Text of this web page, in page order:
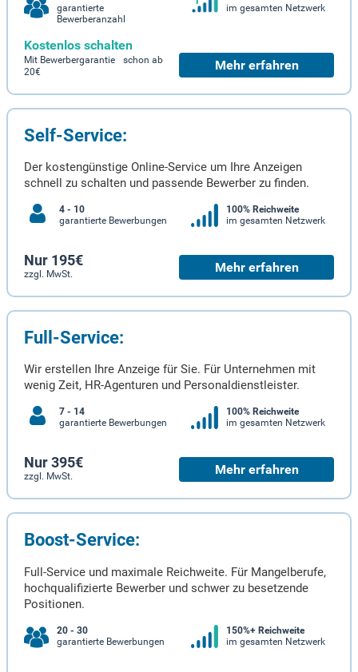
garantierte
Bewerberanzahl
im gesamten Netzwerk
Kostenlos schalten
Mit Bewerbergarantie schon ab
20€
Mehr erfahren
Self-Service:
Der kostengünstige Online-Service um Ihre Anzeigen
schnell zu schalten und passende Bewerber zu finden.
4 - 10
garantierte Bewerbungen
100% Reichweite
im gesamten Netzwerk
Nur 195€
zzgl. MwSt. Mehr erfahren
Full-Service:
Wir erstellen Ihre Anzeige für Sie. Für Unternehmen mit
wenig Zeit, HR-Agenturen und Personaldienstleister.
7 - 14
garantierte Bewerbungen
100% Reichweite
im gesamten Netzwerk
Nur 395€
zzgl. MwSt. Mehr erfahren
Boost-Service:
Full-Service und maximale Reichweite. Für Mangelberufe,
hochqualifizierte Bewerber und schwer zu besetzende
Positionen.
20 - 30
garantierte Bewerbungen
150%+ Reichweite
im gesamten Netzwerk